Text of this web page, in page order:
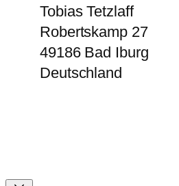
Tobias Tetzlaff
Robertskamp 27
49186 Bad Iburg
Deutschland